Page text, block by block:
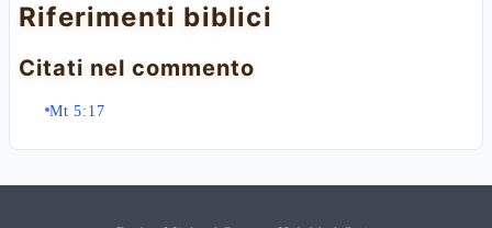
Riferimenti biblici
Citati nel commento
Mt 5:17